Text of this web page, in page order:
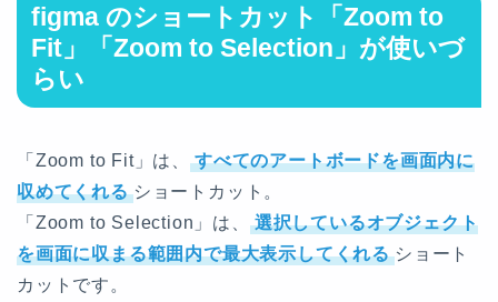
figma のショートカット「Zoom to
Fit」「Zoom to Selection」が使いづ
らい
「Zoom to Fit」は、
すべてのアートボードを画面内に
収めてくれる ショートカット。
「Zoom to Selection」は、
選択しているオブジェクト
を画面に収まる範囲内で最大表示してくれる ショート
カットです。